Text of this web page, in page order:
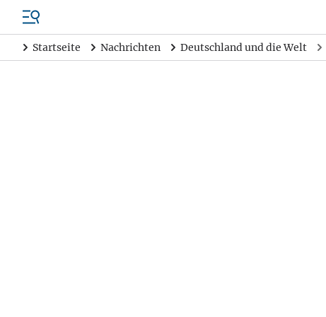
Startseite Nachrichten Deutschland und die Welt